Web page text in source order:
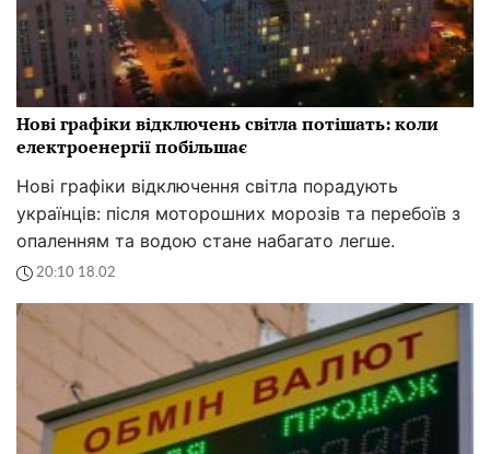
Нові графіки відключень світла потішать: коли
електроенергії побільшає
Нові графіки відключення світла порадують
українців: після моторошних морозів та перебоїв з
опаленням та водою стане набагато легше.
20:10 18.02